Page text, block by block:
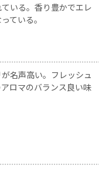
いる。香り豊かでエレ
ている。
名声高い。フレッシュ
ロマのバランス良い味